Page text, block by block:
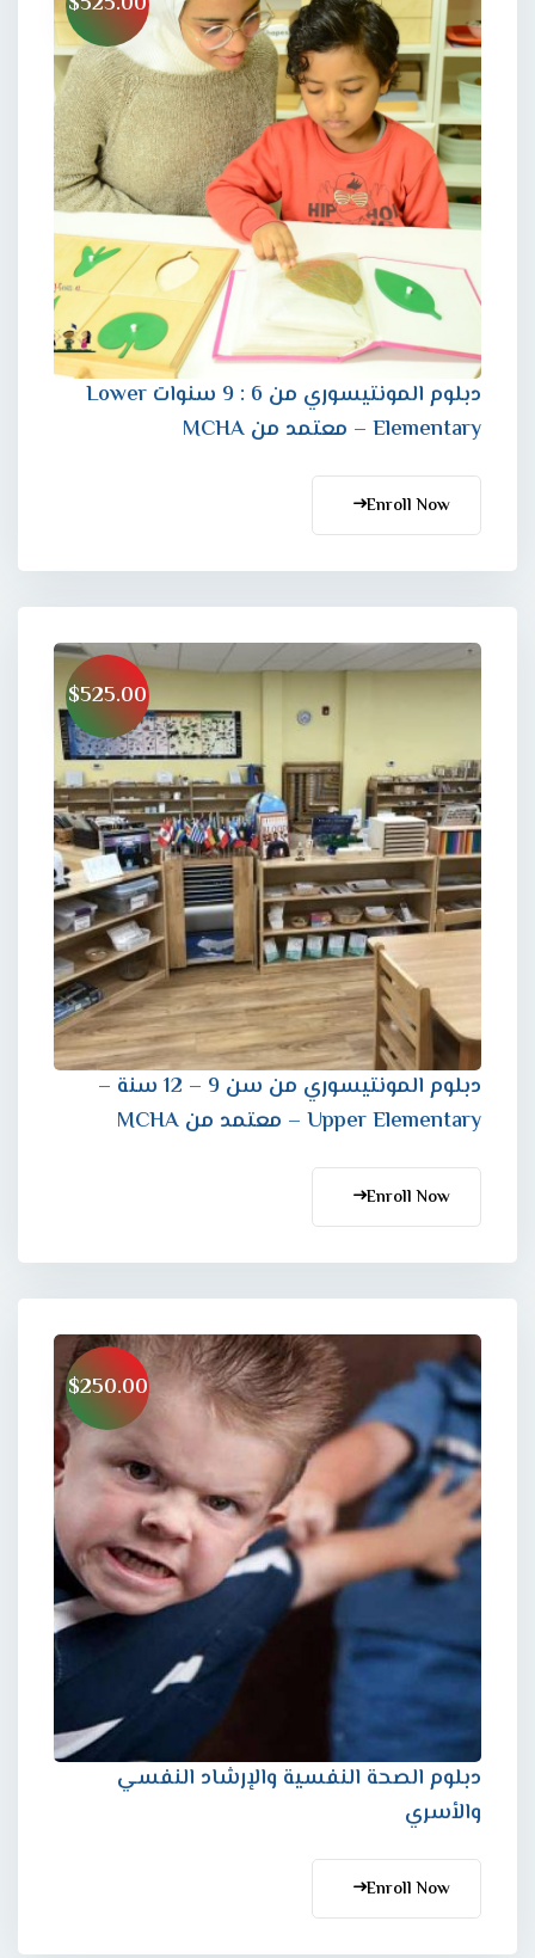
دبلوم المونتيسوري من 6 : 9 سنوات Lower
Elementary – معتمد من MCHA
Enroll Now
$525.00
دبلوم المونتيسوري من سن 9 – 12 سنة –
Upper Elementary – معتمد من MCHA
Enroll Now
$250.00
دبلوم الصحة النفسية والإرشاد النفسي
والأسري
Enroll Now